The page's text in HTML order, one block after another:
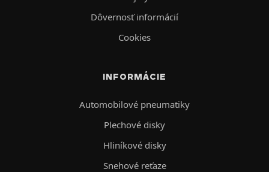
Dôvernosť informácií
Cookies
INFORMÁCIE
Automobilové pneumatiky
Plechové disky
Hliníkové disky
Snehové reťaze